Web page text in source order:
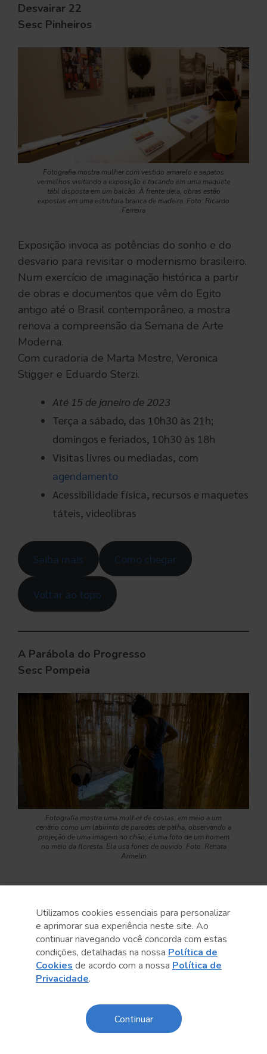
Desvairar 22
Sesc Pinheiros
Fotografia mostra mulher com vestido amarelo e sapatos
vermelhos visitando a exposição e tocando em uma maquete
tátil disposta em um balcão. À frente dela, obras estão
expostas em uma estrutura branca de madeira. Foto: Ricardo
Ferreira
Exposição invoca as potências do sonho e do
desvario para revisitar o modernismo brasileiro.
Num exercício de imaginação histórica a partir
de obras e documentos que vêm do Egito
antigo até o Brasil contemporâneo, a mostra
renova a compreensão da Semana de Arte
Moderna.
Com curadoria de Marta Mestre, Veronica
Stigger e Eduardo Sterzi.
Até 15 de janeiro de 2023
Terça a sábado, das 10h30 às 21h;
domingos e feriados, 10h30 às 18h
Visitas livres ou mediadas, com
agendamento
Acessibilidade física, recursos e maquetes
táteis, videolibras
Saiba mais Como chegar
Voltar ao topo
A Parábola do Progresso
Sesc Pompeia
Fotografia mostra uma mulher de costas, em meio a um
cenário como um labirinto de paredes de palha, observando a
projeção de uma imagem no chão; é uma foto de um homem
no meio da floresta. Ela usa fones de ouvido. Foto: Renata
Armelin
modernidade e independência do país,
buscando projetos inclusivos e diversos. Com
cinco territórios dialógicos, apresenta a vocação
de reunir forças sociais em ambientes
acolhedores para suas comunidades, cada um
com uma singularidade própria: o Acervo da
Laje (subúrbio ferroviário de Salvador, BA), a
Aldeia Kalipety (São Paulo, SP), a Casa do Povo
(São Paulo, SP), o Quilombo Santa Rosa dos
Utilizamos cookies essenciais para personalizar
e aprimorar sua experiência neste site. Ao
continuar navegando você concorda com estas
condições, detalhadas na nossa Política de
Cookies de acordo com a nossa Política de
Privacidade.
Continuar